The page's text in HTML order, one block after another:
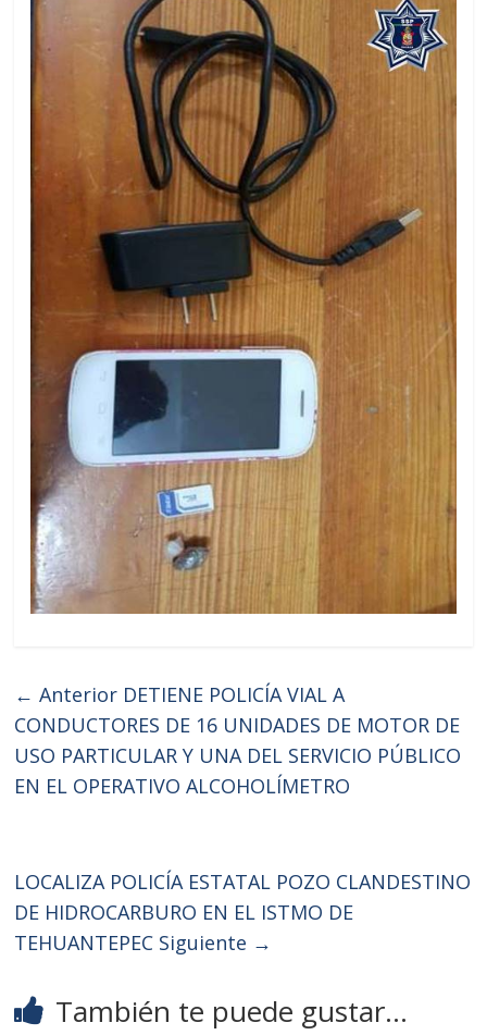
← Anterior DETIENE POLICÍA VIAL A
CONDUCTORES DE 16 UNIDADES DE MOTOR DE
USO PARTICULAR Y UNA DEL SERVICIO PÚBLICO
EN EL OPERATIVO ALCOHOLÍMETRO
LOCALIZA POLICÍA ESTATAL POZO CLANDESTINO
DE HIDROCARBURO EN EL ISTMO DE
TEHUANTEPEC Siguiente →
También te puede gustar...